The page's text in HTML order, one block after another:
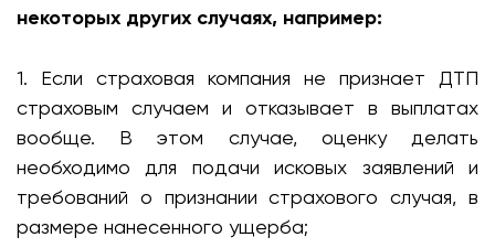
некоторых других случаях, например:
1. Если страховая компания не признает ДТП
страховым случаем и отказывает в выплатах
вообще. В этом случае, оценку делать
необходимо для подачи исковых заявлений и
требований о признании страхового случая, в
размере нанесенного ущерба;